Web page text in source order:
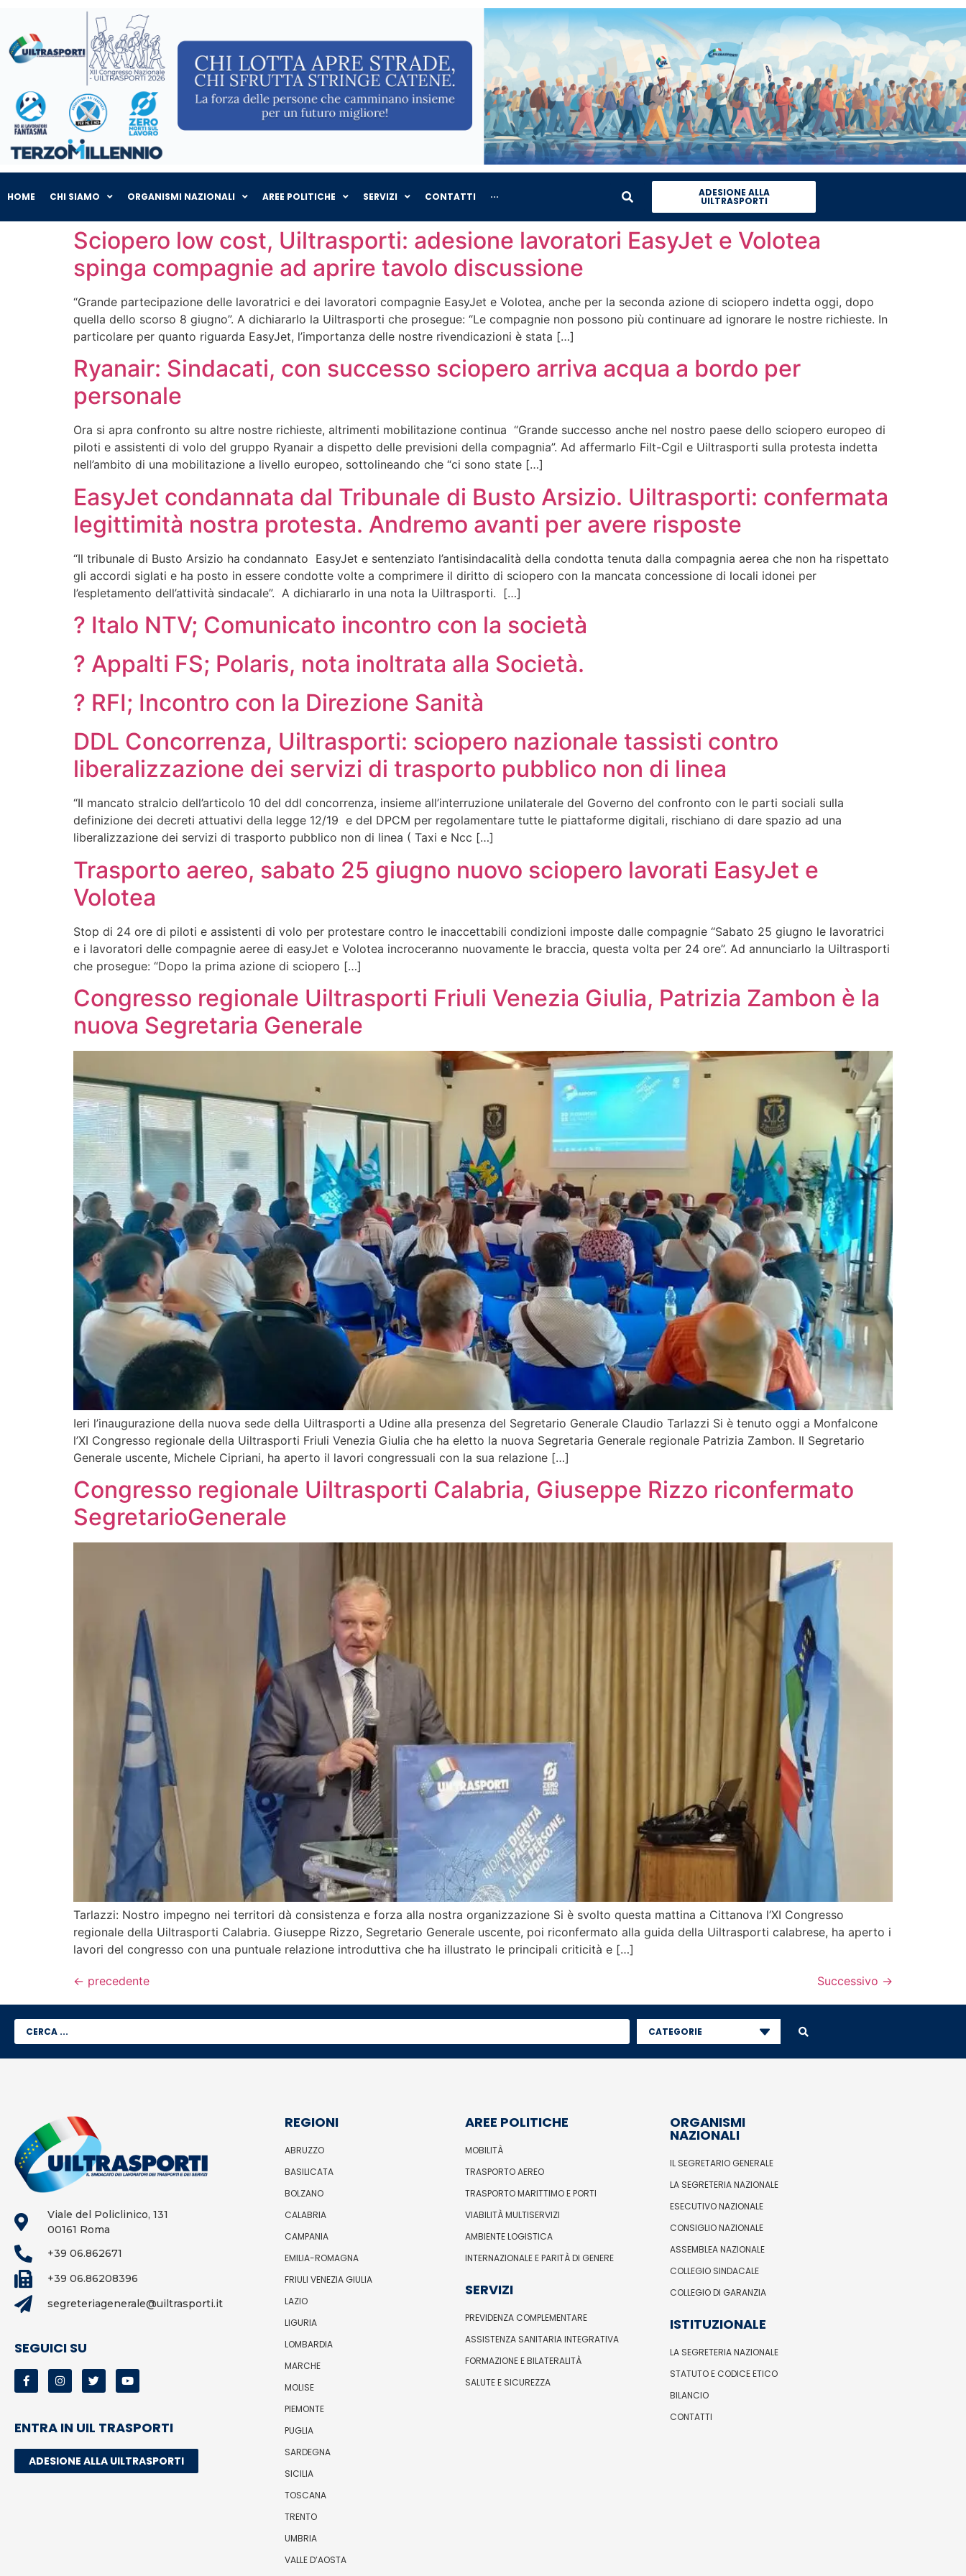
HOME CHI SIAMO ORGANISMI NAZIONALI AREE POLITICHE SERVIZI CONTATTI ··· ADESIONE ALLA
UILTRASPORTI
Sciopero low cost, Uiltrasporti: adesione lavoratori EasyJet e Volotea
spinga compagnie ad aprire tavolo discussione
“Grande partecipazione delle lavoratrici e dei lavoratori compagnie EasyJet e Volotea, anche per la seconda azione di sciopero indetta oggi, dopo
quella dello scorso 8 giugno”. A dichiararlo la Uiltrasporti che prosegue: “Le compagnie non possono più continuare ad ignorare le nostre richieste. In
particolare per quanto riguarda EasyJet, l’importanza delle nostre rivendicazioni è stata […]
Ryanair: Sindacati, con successo sciopero arriva acqua a bordo per
personale
Ora si apra confronto su altre nostre richieste, altrimenti mobilitazione continua “Grande successo anche nel nostro paese dello sciopero europeo di
piloti e assistenti di volo del gruppo Ryanair a dispetto delle previsioni della compagnia”. Ad affermarlo Filt-Cgil e Uiltrasporti sulla protesta indetta
nell’ambito di una mobilitazione a livello europeo, sottolineando che “ci sono state […]
EasyJet condannata dal Tribunale di Busto Arsizio. Uiltrasporti: confermata
legittimità nostra protesta. Andremo avanti per avere risposte
“Il tribunale di Busto Arsizio ha condannato EasyJet e sentenziato l’antisindacalità della condotta tenuta dalla compagnia aerea che non ha rispettato
gli accordi siglati e ha posto in essere condotte volte a comprimere il diritto di sciopero con la mancata concessione di locali idonei per
l’espletamento dell’attività sindacale”. A dichiararlo in una nota la Uiltrasporti. […]
? Italo NTV; Comunicato incontro con la società
? Appalti FS; Polaris, nota inoltrata alla Società.
? RFI; Incontro con la Direzione Sanità
DDL Concorrenza, Uiltrasporti: sciopero nazionale tassisti contro
liberalizzazione dei servizi di trasporto pubblico non di linea
“Il mancato stralcio dell’articolo 10 del ddl concorrenza, insieme all’interruzione unilaterale del Governo del confronto con le parti sociali sulla
definizione dei decreti attuativi della legge 12/19 e del DPCM per regolamentare tutte le piattaforme digitali, rischiano di dare spazio ad una
liberalizzazione dei servizi di trasporto pubblico non di linea ( Taxi e Ncc […]
Trasporto aereo, sabato 25 giugno nuovo sciopero lavorati EasyJet e
Volotea
Stop di 24 ore di piloti e assistenti di volo per protestare contro le inaccettabili condizioni imposte dalle compagnie “Sabato 25 giugno le lavoratrici
e i lavoratori delle compagnie aeree di easyJet e Volotea incroceranno nuovamente le braccia, questa volta per 24 ore”. Ad annunciarlo la Uiltrasporti
che prosegue: “Dopo la prima azione di sciopero […]
Congresso regionale Uiltrasporti Friuli Venezia Giulia, Patrizia Zambon è la
nuova Segretaria Generale
Ieri l’inaugurazione della nuova sede della Uiltrasporti a Udine alla presenza del Segretario Generale Claudio Tarlazzi Si è tenuto oggi a Monfalcone
l’XI Congresso regionale della Uiltrasporti Friuli Venezia Giulia che ha eletto la nuova Segretaria Generale regionale Patrizia Zambon. Il Segretario
Generale uscente, Michele Cipriani, ha aperto il lavori congressuali con la sua relazione […]
Congresso regionale Uiltrasporti Calabria, Giuseppe Rizzo riconfermato
SegretarioGenerale
Tarlazzi: Nostro impegno nei territori dà consistenza e forza alla nostra organizzazione Si è svolto questa mattina a Cittanova l’XI Congresso
regionale della Uiltrasporti Calabria. Giuseppe Rizzo, Segretario Generale uscente, poi riconfermato alla guida della Uiltrasporti calabrese, ha aperto i
lavori del congresso con una puntuale relazione introduttiva che ha illustrato le principali criticità e […]
← precedente Successivo →
CATEGORIE
Viale del Policlinico, 131
00161 Roma
+39 06.862671
+39 06.86208396
segreteriagenerale@uiltrasporti.it
SEGUICI SU
ENTRA IN UIL TRASPORTI
ADESIONE ALLA UILTRASPORTI
REGIONI
ABRUZZO
BASILICATA
BOLZANO
CALABRIA
CAMPANIA
EMILIA-ROMAGNA
FRIULI VENEZIA GIULIA
LAZIO
LIGURIA
LOMBARDIA
MARCHE
MOLISE
PIEMONTE
PUGLIA
SARDEGNA
SICILIA
TOSCANA
TRENTO
UMBRIA
VALLE D’AOSTA
AREE POLITICHE
MOBILITÀ
TRASPORTO AEREO
TRASPORTO MARITTIMO E PORTI
VIABILITÀ MULTISERVIZI
AMBIENTE LOGISTICA
INTERNAZIONALE E PARITÀ DI GENERE
SERVIZI
PREVIDENZA COMPLEMENTARE
ASSISTENZA SANITARIA INTEGRATIVA
FORMAZIONE E BILATERALITÀ
SALUTE E SICUREZZA
ORGANISMI
NAZIONALI
IL SEGRETARIO GENERALE
LA SEGRETERIA NAZIONALE
ESECUTIVO NAZIONALE
CONSIGLIO NAZIONALE
ASSEMBLEA NAZIONALE
COLLEGIO SINDACALE
COLLEGIO DI GARANZIA
ISTITUZIONALE
LA SEGRETERIA NAZIONALE
STATUTO E CODICE ETICO
BILANCIO
CONTATTI